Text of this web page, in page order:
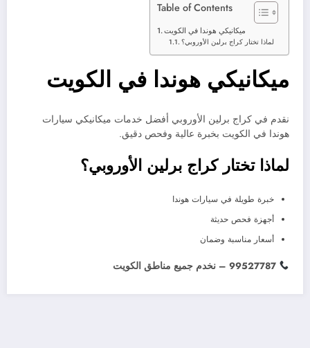
Table of Contents
ميكانيكي هوندا في الكويت
لماذا تختار كراج برلين الأوروبي؟
ميكانيكي هوندا في الكويت
نقدم في كراج برلين الأوروبي أفضل خدمات ميكانيكي سيارات
هوندا في الكويت بخبرة عالية وفحص دقيق.
لماذا تختار كراج برلين الأوروبي؟
خبرة طويلة في سيارات هوندا
أجهزة فحص حديثة
أسعار مناسبة وضمان
99527787 – نخدم جميع مناطق الكويت